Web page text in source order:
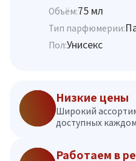
Объём:75 мл
Тип парфюмерии:
Пол:Унисекс
Низкие цены
Широкий
доступных
Работаем в